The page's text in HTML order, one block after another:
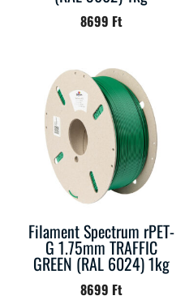
8699 Ft
Filament Spectrum rPET-
G 1.75mm TRAFFIC
GREEN (RAL 6024) 1kg
8699 Ft